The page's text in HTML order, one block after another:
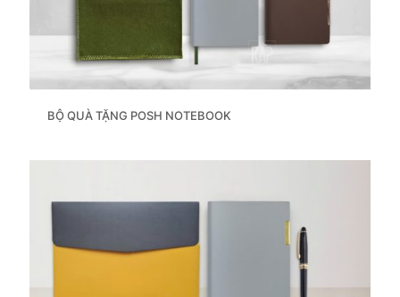
BỘ QUÀ TẶNG POSH NOTEBOOK